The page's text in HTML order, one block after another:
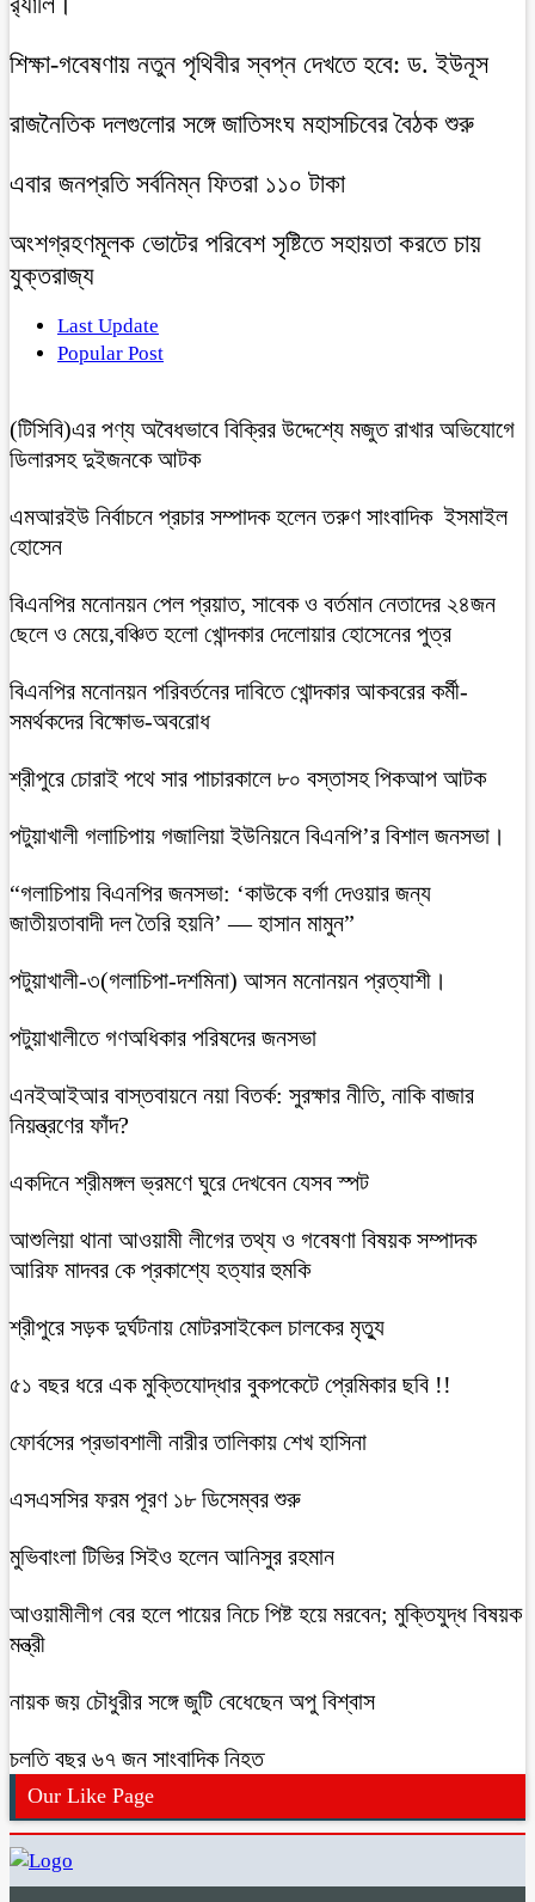
শিক্ষা-গবেষণায় নতুন পৃথিবীর স্বপ্ন দেখতে হবে: ড. ইউনূস
রাজনৈতিক দলগুলোর সঙ্গে জাতিসংঘ মহাসচিবের বৈঠক শুরু
এবার জনপ্রতি সর্বনিম্ন ফিতরা ১১০ টাকা
অংশগ্রহণমূলক ভোটের পরিবেশ সৃষ্টিতে সহায়তা করতে চায়
যুক্তরাজ্য
Last Update
Popular Post
(টিসিবি)এর পণ্য অবৈধভাবে বিক্রির উদ্দেশ্যে মজুত রাখার অভিযোগে
ডিলারসহ দুইজনকে আটক
এমআরইউ নির্বাচনে প্রচার সম্পাদক হলেন তরুণ সাংবাদিক ইসমাইল
হোসেন
বিএনপির মনোনয়ন পেল প্রয়াত, সাবেক ও বর্তমান নেতাদের ২৪জন
ছেলে ও মেয়ে,বঞ্চিত হলো খোন্দকার দেলোয়ার হোসেনের পুত্র
বিএনপির মনোনয়ন পরিবর্তনের দাবিতে খোন্দকার আকবরের কর্মী-
সমর্থকদের বিক্ষোভ-অবরোধ
শ্রীপুরে চোরাই পথে সার পাচারকালে ৮০ বস্তাসহ পিকআপ আটক
‎পটুয়াখালী গলাচিপায় গজালিয়া ইউনিয়নে বিএনপি’র বিশাল জনসভা।
“গলাচিপায় বিএনপির জনসভা: ‘কাউকে বর্গা দেওয়ার জন্য
জাতীয়তাবাদী দল তৈরি হয়নি’ — হাসান মামুন”
পটুয়াখালী-৩(গলাচিপা-দশমিনা) আসন মনোনয়ন প্রত্যাশী।
পটুয়াখালীতে গণঅধিকার পরিষদের জনসভা
এনইআইআর বাস্তবায়নে নয়া বিতর্ক: সুরক্ষার নীতি, নাকি বাজার
নিয়ন্ত্রণের ফাঁদ?
একদিনে শ্রীমঙ্গল ভ্রমণে ঘুরে দেখবেন যেসব স্পট
আশুলিয়া থানা আওয়ামী লীগের তথ্য ও গবেষণা বিষয়ক সম্পাদক
আরিফ মাদবর কে প্রকাশ্যে হত্যার হুমকি
শ্রীপুরে সড়ক দুর্ঘটনায় মোটরসাইকেল চালকের মৃত্যু
৫১ বছর ধরে এক মুক্তিযোদ্ধার বুকপকেটে প্রেমিকার ছবি !!
ফোর্বসের প্রভাবশালী নারীর তালিকায় শেখ হাসিনা
এসএসসির ফরম পূরণ ১৮ ডিসেম্বর শুরু
মুভিবাংলা টিভির সিইও হলেন আনিসুর রহমান
আওয়ামীলীগ বের হলে পায়ের নিচে পিষ্ট হয়ে মরবেন; মুক্তিযুদ্ধ বিষয়ক
মন্ত্রী
নায়ক জয় চৌধুরীর সঙ্গে জুটি বেধেছেন অপু বিশ্বাস
চলতি বছর ৬৭ জন সাংবাদিক নিহত
Our Like Page